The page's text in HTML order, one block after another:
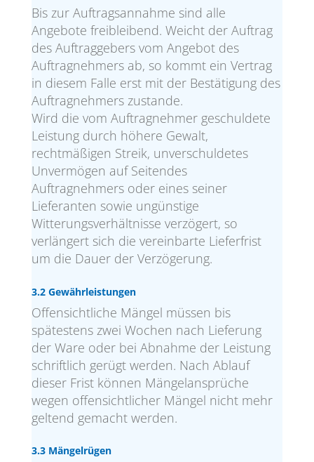
Bis zur Auftragsannahme sind alle
Angebote freibleibend. Weicht der Auftrag
des Auftraggebers vom Angebot des
Auftragnehmers ab, so kommt ein Vertrag
in diesem Falle erst mit der Bestätigung des
Auftragnehmers zustande.
Wird die vom Auftragnehmer geschuldete
Leistung durch höhere Gewalt,
rechtmäßigen Streik, unverschuldetes
Unvermögen auf Seitendes
Auftragnehmers oder eines seiner
Lieferanten sowie ungünstige
Witterungsverhältnisse verzögert, so
verlängert sich die vereinbarte Lieferfrist
um die Dauer der Verzögerung.
3.2 Gewährleistungen
Offensichtliche Mängel müssen bis
spätestens zwei Wochen nach Lieferung
der Ware oder bei Abnahme der Leistung
schriftlich gerügt werden. Nach Ablauf
dieser Frist können Mängelansprüche
wegen offensichtlicher Mängel nicht mehr
geltend gemacht werden.
3.3 Mängelrügen